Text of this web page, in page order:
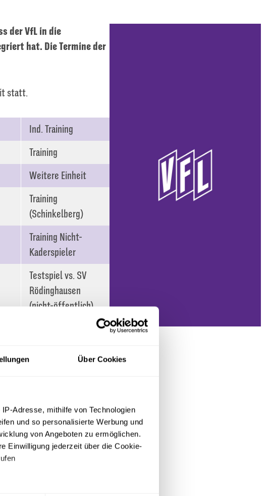
Über Cookies
Adresse, mithilfe von Technologien
und so personalisierte Werbung und
von Angeboten zu ermöglichen.
Einwilligung jederzeit über die Cookie-
der VfL in die
hat. Die Termine der
statt.
Ind. Training
Training
Weitere Einheit
Training
(Schinkelberg)
Training Nicht-
Kaderspieler
Testspiel vs. SV
Rödinghausen
(nicht-öffentlich)
terminiert